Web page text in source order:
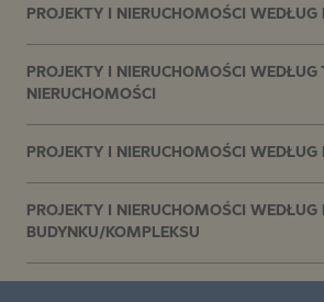
PROJEKTY I NIERUCHOMOŚCI WEDŁUG
PROJEKTY I NIERUCHOMOŚCI WEDŁUG
NIERUCHOMOŚCI
PROJEKTY I NIERUCHOMOŚCI WEDŁUG
PROJEKTY I NIERUCHOMOŚCI WEDŁUG
BUDYNKU/KOMPLEKSU